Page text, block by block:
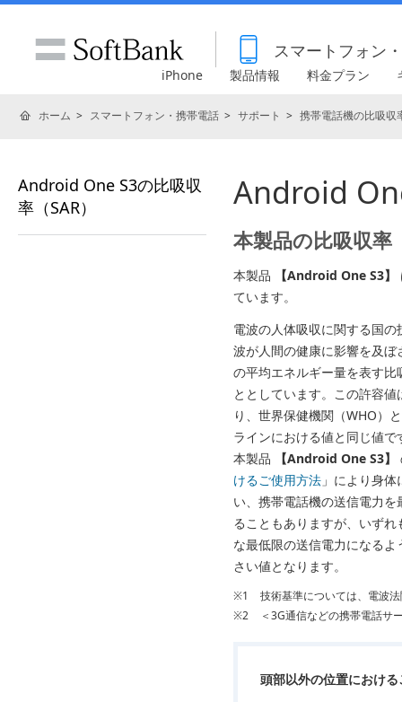
スマートフォン
iPhone 製品情報 料金プラン
ホーム スマートフォン・携帯電話 サポート 携帯電話機の比吸収
Android
本製品の比吸収率
本製品 【Android One S3】
ています。
電波の人体吸収に関する国の
波が人間の健康に影響を及
の平均エネルギー量を表す
ととしています。この許容
り、世界保健機関（WHO）
ラインにおける値と同じ値で
本製品
【Android One S3】
けるご使用方法 」により身
い、携帯電話機の送信電力
ることもありますが、いず
な最低限の送信電力になる
さい値となります。
※1
技術基準については、電波
※2
＜3G通信などの携帯電話サ
頭部以外の位置におけ
Android One S3の比吸収
率（SAR）